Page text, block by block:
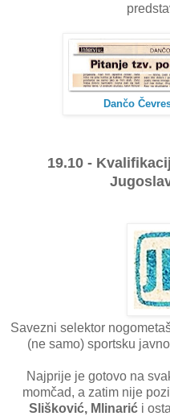
Dančo
19.10 -
Savezni selektor
(ne samo) sportsku
Najprije je gotovo na
momčad, a zatim nije
Slišković, Mlinarići